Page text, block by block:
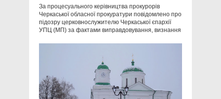
За процесуального керівництва прокурорів
Черкаської обласної прокуратури повідомлено про
підозру церковнослужителю Черкаської єпархії
УПЦ (МП) за фактами виправдовування, визнання